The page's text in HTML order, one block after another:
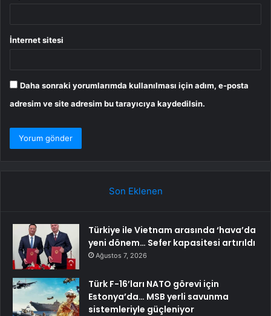
İnternet sitesi
Daha sonraki yorumlarımda kullanılması için adım, e-posta
adresim ve site adresim bu tarayıcıya kaydedilsin.
Son Eklenen
Türkiye ile Vietnam arasında ‘hava’da
yeni dönem… Sefer kapasitesi artırıldı
Ağustos 7, 2026
Türk F-16’ları NATO görevi için
Estonya’da… MSB yerli savunma
sistemleriyle güçleniyor